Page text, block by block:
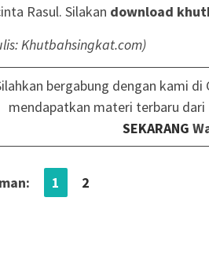
Rasul. Silakan download
Khutbahsingkat.com)
bergabung dengan kami di
mendapatkan materi terbaru dari
SEKARANG
1 2